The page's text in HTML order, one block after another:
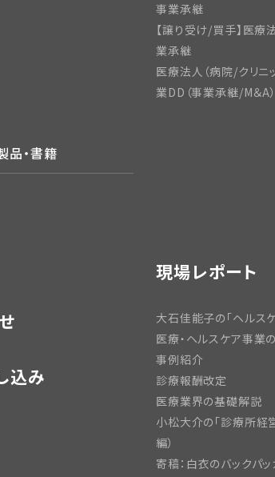
事業承継
【譲り受け/買手】医療
業承継
医療法人（病院/クリニ
業DD（事業承継/M＆A）
・書籍
込み
現場レポート
大石佳能子の「ヘルス
医療・ヘルスケア事業
事例紹介
診療報酬改定
医療業界の基礎解説
小松大介の「診療所経
編）
寄稿：白衣のバックパ